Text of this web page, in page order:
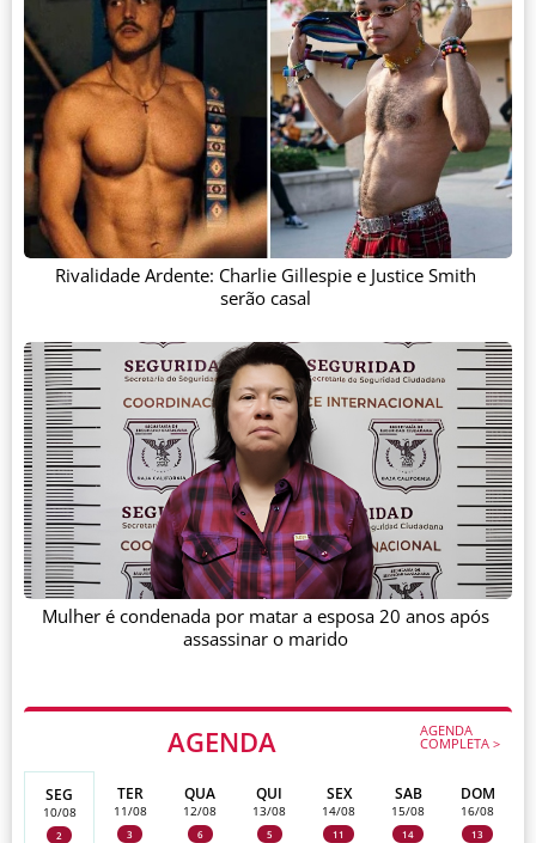
AGENDA AGENDA
COMPLETA >
SEG
10/08
2
TER
11/08
3
QUA
12/08
6
QUI
13/08
5
SEX
14/08
11
SAB
15/08
14
DOM
16/08
13
Rivalidade Ardente: Charlie Gillespie e Justice Smith
serão casal
Mulher é condenada por matar a esposa 20 anos após
assassinar o marido